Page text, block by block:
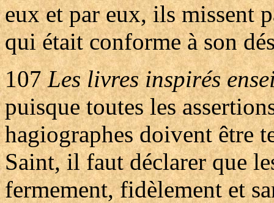
eux et par eux, ils missent
qui était conforme à son
107Les livres inspirés
puisque toutes les
hagiographes doivent être
Saint, il faut déclarer que
fermement, fidèlement et